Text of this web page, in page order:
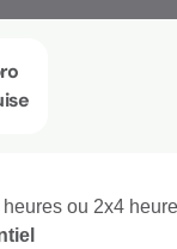
ou 2x4